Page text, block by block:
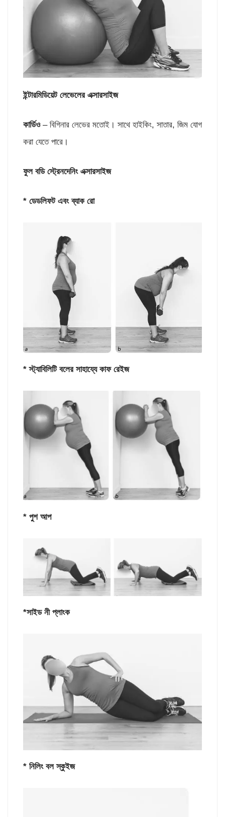
ইন্টারমিডিয়েট লেভেলের এক্সারসাইজ
কার্ডিও– বিগিনার লেভের মতোই। সাথে হাইকিং, সাতার, জিম যোগ
করা যেতে পারে।
ফুল বডি স্ট্রেনদেনিং এক্সারসাইজ
* ডেডলিফট এবং ব্যাক রো
* স্ট্যাবিলিটি বলের সাহায্যে কাফ রেইজ
* পুশ আপ
*সাইড নী প্লাংক
* নিলিং বল স্কুইজ